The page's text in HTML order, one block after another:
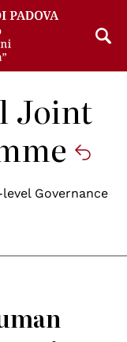
Joint
Governance